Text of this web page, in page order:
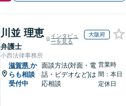
川並 理恵
弁護士
インタビュ
ーを見る
大阪府
小西法律事務所
滋賀県 か
らも相談
受付中
面談方法(対面・電
話・ビデオなど)は
応相談
営業時
間：本日
定休日